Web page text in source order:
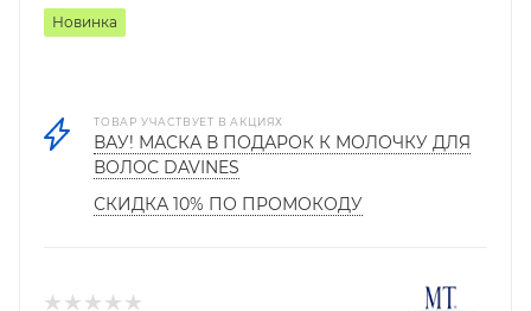
Новинка
ТОВАР УЧАСТВУЕТ В АКЦИЯХ
ВАУ! МАСКА В ПОДАРОК К МОЛОЧКУ ДЛЯ
ВОЛОС DAVINES
СКИДКА 10% ПО ПРОМОКОДУ